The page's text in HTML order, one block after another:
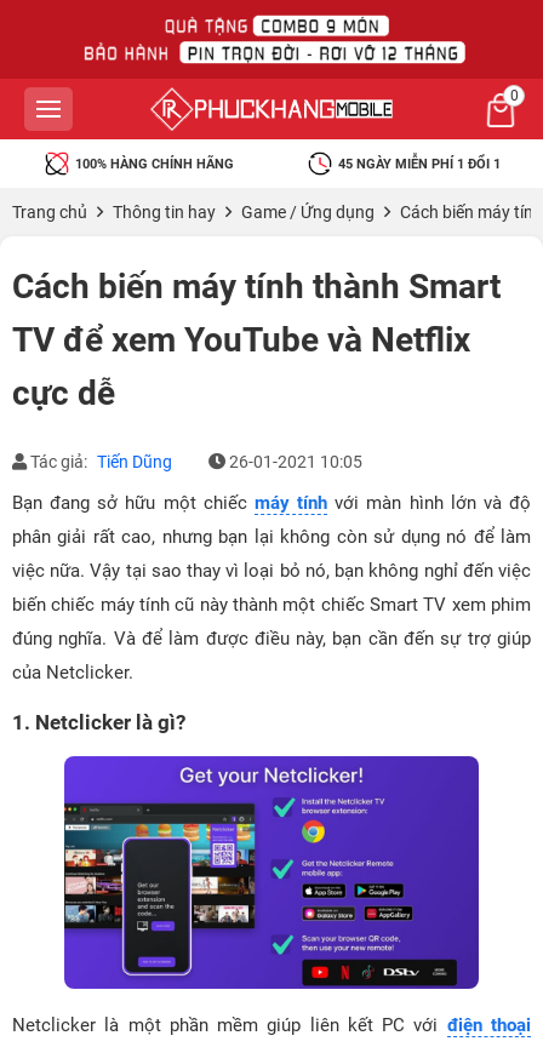
0
100% HÀNG CHÍNH HÃNG 45 NGÀY MIỄN PHÍ 1 ĐỔI 1
Trang chủ Thông tin hay Game / Ứng dụng Cách biến máy
Cách biến máy tính thành Smart
TV để xem YouTube và Netflix
cực dễ
Tác giả: Tiến Dũng 26-01-2021 10:05
Bạn đang sở hữu một chiếc máy tính với màn hình lớn và độ
phân giải rất cao, nhưng bạn lại không còn sử dụng nó để làm
việc nữa. Vậy tại sao thay vì loại bỏ nó, bạn không nghỉ đến việc
biến chiếc máy tính cũ này thành một chiếc Smart TV xem phim
đúng nghĩa. Và để làm được điều này, bạn cần đến sự trợ giúp
của Netclicker.
1. Netclicker là gì?
Netclicker là một phần mềm giúp liên kết PC với điện thoại